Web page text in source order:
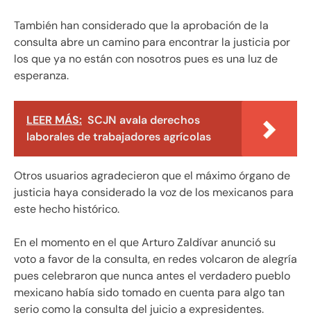
También han considerado que la aprobación de la
consulta abre un camino para encontrar la justicia por
los que ya no están con nosotros pues es una luz de
esperanza.
LEER MÁS: SCJN avala derechos
laborales de trabajadores agrícolas
Otros usuarios agradecieron que el máximo órgano de
justicia haya considerado la voz de los mexicanos para
este hecho histórico.
En el momento en el que Arturo Zaldívar anunció su
voto a favor de la consulta, en redes volcaron de alegría
pues celebraron que nunca antes el verdadero pueblo
mexicano había sido tomado en cuenta para algo tan
serio como la consulta del juicio a expresidentes.